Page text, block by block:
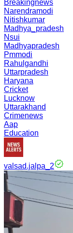
Breakingnews
Narendramodi
Nitishkumar
Madhya_pradesh
Nsui
Madhyapradesh
Pmmodi
Rahulgandhi
Uttarpradesh
Haryana
Cricket
Lucknow
Uttarakhand
Crimenews
Aap
Education
valsad.jalpa_2